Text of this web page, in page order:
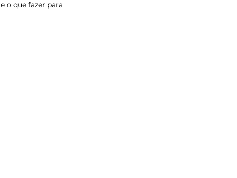
o que fazer para